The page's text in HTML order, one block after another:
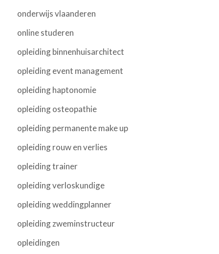
onderwijs vlaanderen
online studeren
opleiding binnenhuisarchitect
opleiding event management
opleiding haptonomie
opleiding osteopathie
opleiding permanente make up
opleiding rouw en verlies
opleiding trainer
opleiding verloskundige
opleiding weddingplanner
opleiding zweminstructeur
opleidingen